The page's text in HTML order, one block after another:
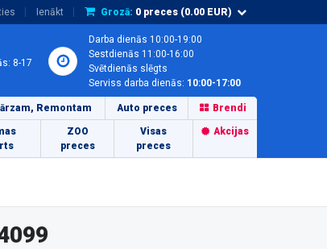
Ienākt Grozā: 0 preces (0.00 EUR)
8-17
Darba dienās 10:00-19:00
Sestdienās 11:00-16:00
Svētdienās slēgts
Serviss darba dienās: 10:00-17:00
Remontam Auto preces Brendi
ZOO
preces
Visas
preces
Akcijas